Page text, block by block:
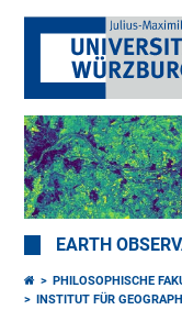
EARTH
PHILOSOPHISCHE
INSTITUT FÜR